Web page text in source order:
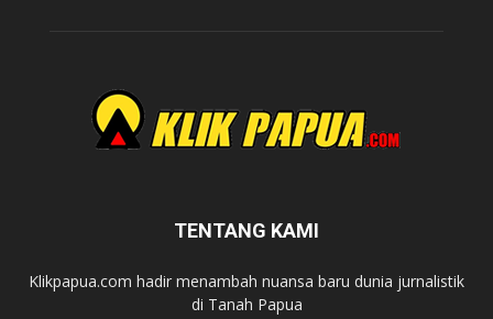
TENTANG KAMI
Klikpapua.com hadir menambah nuansa baru dunia jurnalistik
di Tanah Papua